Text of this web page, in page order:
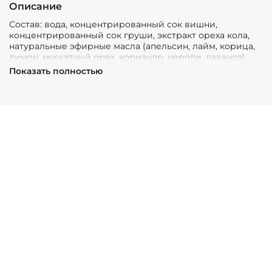
Описание
Состав: вода, концентрированный сок вишни,
концентрированный сок груши, экстракт ореха кола,
натуральные эфирные масла (апельсин, лайм, корица,
лимон, мускатный орех, кориандр, нероли, лаванда).
На 100 г:
Показать полностью